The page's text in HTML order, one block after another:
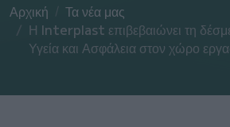
Αρχική
Τα νέα μας
Η Interplast επιβεβαιώνει τη
Υγεία και Ασφάλεια στον χώρο